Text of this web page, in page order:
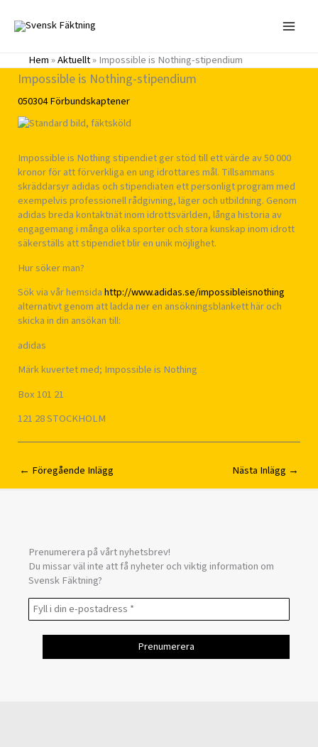
innehåll
Hem»Aktuellt»Impossible is Nothing-stipendium
Impossible is Nothing-stipendium
050304Förbundskaptener
Impossible is Nothing stipendiet ger stöd till ett värde av 50 000
kronor för att förverkliga en ung idrottares mål. Tillsammans
skräddarsyr adidas och stipendiaten ett personligt program med
exempelvis professionell rådgivning, läger och utbildning. Genom
adidas breda kontaktnät inom idrottsvärlden, långa historia av
engagemang i många olika sporter och stora kunskap inom idrott
säkerställs att stipendiet blir en unik möjlighet.
Hur söker man?
Sök via vår hemsidahttp://www.adidas.se/impossibleisnothing
alternativt genom att ladda ner en ansökningsblankett här och
skicka in din ansökan till:
adidas
Märk kuvertet med; Impossible is Nothing
Box 101 21
121 28 STOCKHOLM
← Föregående Inlägg Nästa Inlägg →
Prenumerera på vårt nyhetsbrev!
Du missar väl inte att få nyheter och viktig information om
Svensk Fäktning?